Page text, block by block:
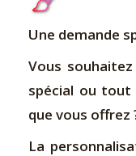
Une demande
Vous
spécial ou
que vous offrez
La